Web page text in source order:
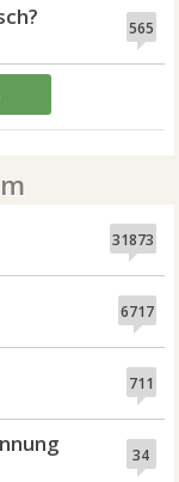
565
31873
6717
711
34